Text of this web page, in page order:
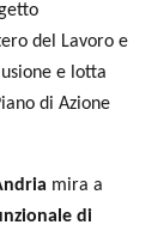
del Lavoro e
e lotta
di Azione
mira a
di